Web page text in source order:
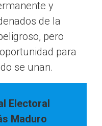
y
de la
pero
para
se unan.
Electoral
Maduro